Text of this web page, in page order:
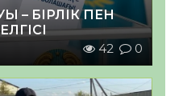
– БІРЛІК ПЕН
42 0